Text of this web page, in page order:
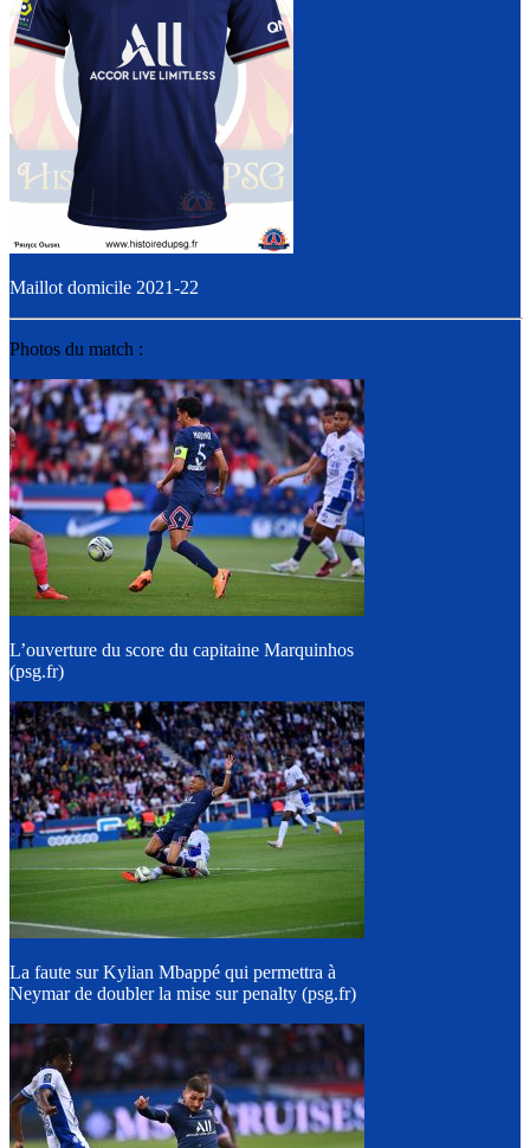
Maillot domicile 2021-22
Photos du match :
L’ouverture du score du capitaine Marquinhos
(psg.fr)
La faute sur Kylian Mbappé qui permettra à
Neymar de doubler la mise sur penalty (psg.fr)